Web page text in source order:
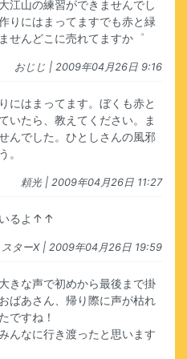
江山の練習ができませんでし
りにはまってますでも赤と緑
せんどこに売れてますか゜
おじじ | 2009年04月26日 9:16
にはまってます。ぼくも赤と
いたら、教えてください。ま
んでした。ひとしさんの風邪
。
頼光| 2009年04月26日 11:27
いるよ↑↑
スターX| 2009年04月26日 19:59
きな声で初めから最後まで掛
ばあさん、帰り際に声が枯れ
ですね！
んなに行き渡ったと思います